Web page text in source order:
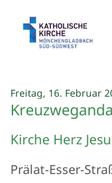
Freitag, 16. Februar
Kirche Herz
Prälat-Esser-